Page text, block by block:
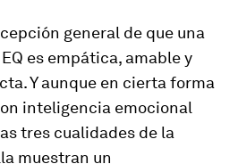
general de que una
es empática, amable y
Y aunque en cierta forma
inteligencia emocional
tres cualidades de la
muestran un